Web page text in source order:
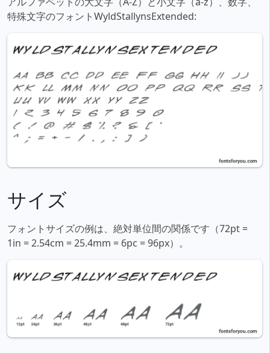
特殊文字のフォントWyldStallynsExtended:
サイズ
フォントサイズの例は、絶対単位間の関係です（72pt =
1in = 2.54cm = 25.4mm = 6pc = 96px）。